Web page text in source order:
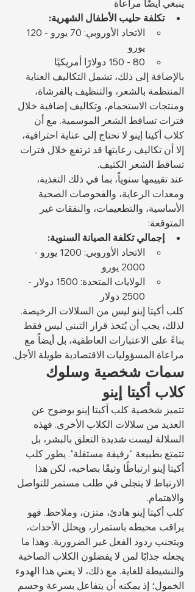
ينبغي أيضًا مراعاة
تكلفة حليب الأطفال الشهرية:
يورو
80 - 150 دولارًا أمريكيًا
بالإضافة إلى ذلك، تشمل التكاليف العناية
المنتظمة بالشعر، والتنظيف بالفرشاة،
ومنتجات الاستحمام، وتكاليف إضافية خلال
فترات تساقط الشعر الموسمية. مع أن
كلاب أكيتا إينو لا تحتاج إلى عناية احترافية،
إلا أن تكاليف رعايتها قد ترتفع خلال فترات
تساقط الشعر الكثيف.
عند تقييمها سنوياً، بما في ذلك التغذية،
ومعدات الرعاية، والفحوصات الصحية
الأساسية، والتطعيمات، والنفقات غير
المتوقعة:
إجمالي تكلفة الصيانة السنوية:
الاتحاد الأوروبي: 1200 يورو -
2000 يورو
الولايات المتحدة: 1500 دولار -
2500 دولار
كلب أكيتا إينو ليس من السلالات الرخيصة.
لذلك، يجب أن يُتخذ قرار التبني ليس فقط
بناءً على الاعتبارات العاطفية، بل أيضاً مع
مراعاة المسؤوليات الاقتصادية طويلة الأجل.
سمات شخصية وسلوك
كلاب أكيتا إينو
تتميز شخصية كلب أكيتا إينو بوضوح عن
العديد من سلالات الكلاب الأخرى. فهذه
السلالة ليست شديدة التعلق بالبشر، بل
تتمتع بطبيعة "رفيقة مستقلة". يطور كلب
أكيتا إينو ارتباطًا وثيقًا بصاحبه، لكن هذا
الارتباط لا يتجلى في طلب مستمر للتواصل
والاهتمام.
كلب أكيتا إينو هادئ، متزن، وملاحظ. فهو
يراقب محيطه باستمرار، ويحلل الأحداث،
ويتجنب ردود الفعل غير الضرورية. وهذا ما
يجعله جذابًا لمن لا يفضلون الكلاب الصاخبة
والنشيطة للغاية. مع ذلك، لا يعني هذا الهدوء
الخمول؛ إذ يمكنه أن يتفاعل بسرعة وحسم